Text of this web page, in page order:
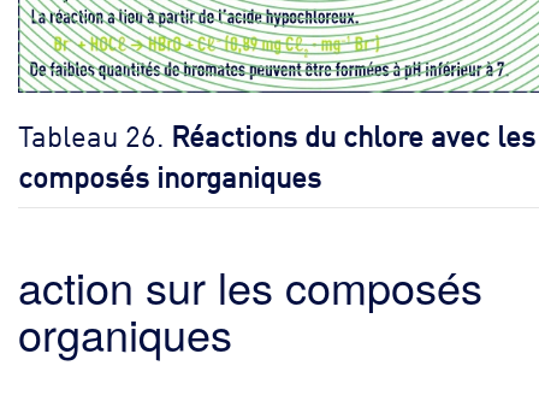
Tableau 26. Réactions du chlore avec les
composés inorganiques
action sur les composés
organiques